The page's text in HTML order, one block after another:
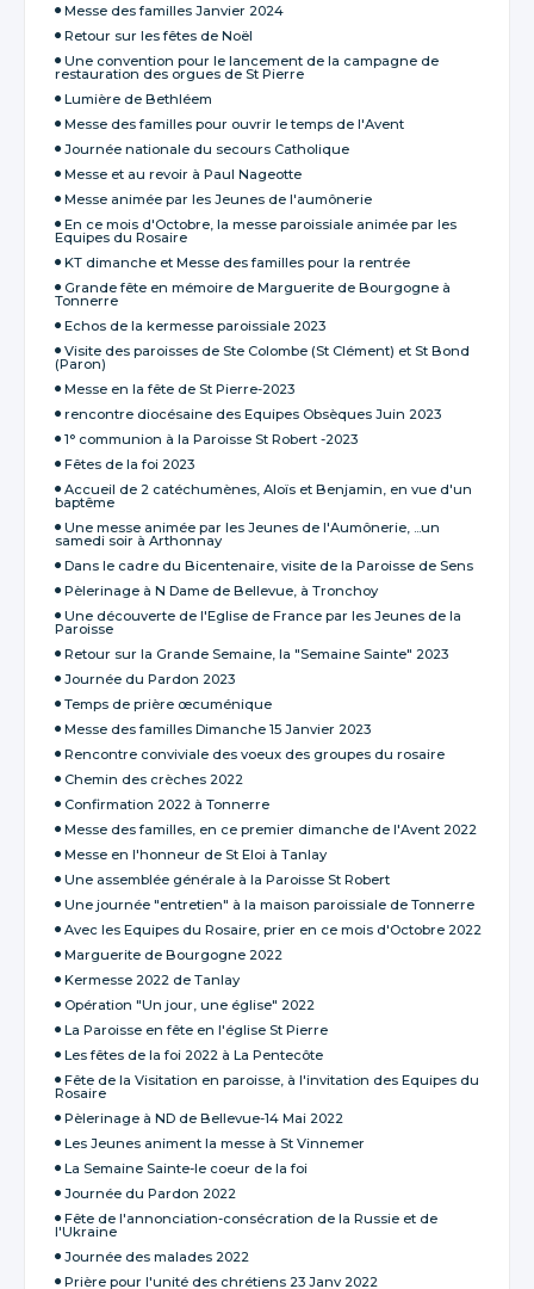
Messe des familles Janvier 2024
Retour sur les fêtes de Noël
Une convention pour le lancement de la campagne de
restauration des orgues de St Pierre
Lumière de Bethléem
Messe des familles pour ouvrir le temps de l'Avent
Journée nationale du secours Catholique
Messe et au revoir à Paul Nageotte
Messe animée par les Jeunes de l'aumônerie
En ce mois d'Octobre, la messe paroissiale animée par les
Equipes du Rosaire
KT dimanche et Messe des familles pour la rentrée
Grande fête en mémoire de Marguerite de Bourgogne à
Tonnerre
Echos de la kermesse paroissiale 2023
Visite des paroisses de Ste Colombe (St Clément) et St Bond
(Paron)
Messe en la fête de St Pierre-2023
rencontre diocésaine des Equipes Obsèques Juin 2023
1° communion à la Paroisse St Robert -2023
Fêtes de la foi 2023
Accueil de 2 catéchumènes, Aloïs et Benjamin, en vue d'un
baptême
Une messe animée par les Jeunes de l'Aumônerie, ...un
samedi soir à Arthonnay
Dans le cadre du Bicentenaire, visite de la Paroisse de Sens
Pèlerinage à N Dame de Bellevue, à Tronchoy
Une découverte de l'Eglise de France par les Jeunes de la
Paroisse
Retour sur la Grande Semaine, la "Semaine Sainte" 2023
Journée du Pardon 2023
Temps de prière œcuménique
Messe des familles Dimanche 15 Janvier 2023
Rencontre conviviale des voeux des groupes du rosaire
Chemin des crèches 2022
Confirmation 2022 à Tonnerre
Messe des familles, en ce premier dimanche de l'Avent 2022
Messe en l'honneur de St Eloi à Tanlay
Une assemblée générale à la Paroisse St Robert
Une journée "entretien" à la maison paroissiale de Tonnerre
Avec les Equipes du Rosaire, prier en ce mois d'Octobre 2022
Marguerite de Bourgogne 2022
Kermesse 2022 de Tanlay
Opération "Un jour, une église" 2022
La Paroisse en fête en l'église St Pierre
Les fêtes de la foi 2022 à La Pentecôte
Fête de la Visitation en paroisse, à l'invitation des Equipes du
Rosaire
Pèlerinage à ND de Bellevue-14 Mai 2022
Les Jeunes animent la messe à St Vinnemer
La Semaine Sainte-le coeur de la foi
Journée du Pardon 2022
Fête de l'annonciation-consécration de la Russie et de
l'Ukraine
Journée des malades 2022
Prière pour l'unité des chrétiens 23 Janv 2022